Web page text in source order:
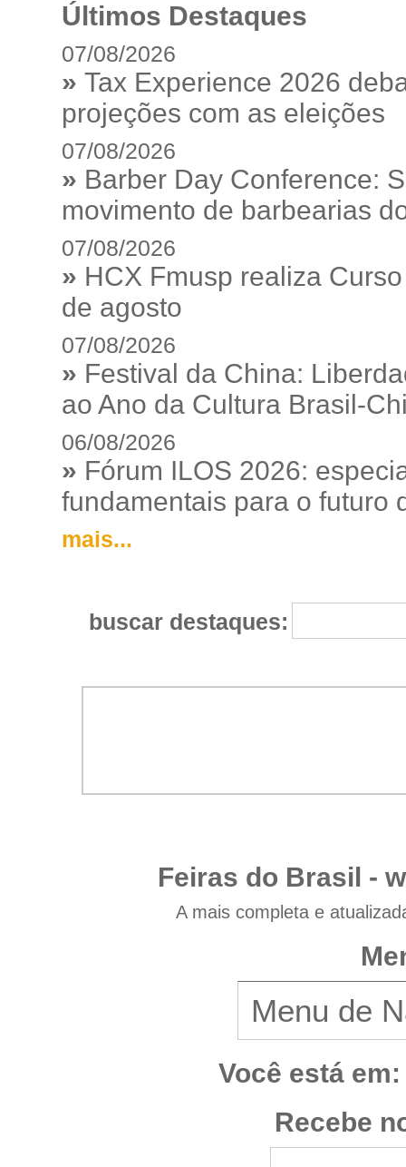
Últimos Destaques
07/08/2026
» Tax Experience 2026
projeções com as eleições
07/08/2026
» Barber Day Conference:
movimento de barbearias
07/08/2026
» HCX Fmusp realiza
de agosto
07/08/2026
» Festival da China:
ao Ano da Cultura Brasil-
06/08/2026
» Fórum ILOS 2026:
fundamentais para o futuro
mais...
buscar destaques:
Feiras do Brasil -
A mais completa e
Você está em:
Recebe